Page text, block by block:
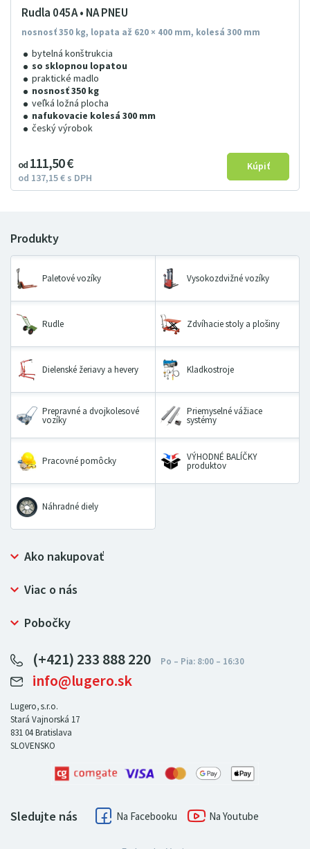
Rudla 045A • NA PNEU
nosnosť 350 kg, lopata až 620 × 400 mm, kolesá 300 mm
bytelná konštrukcia
so sklopnou lopatou
praktické madlo
nosnosť 350 kg
veľká ložná plocha
nafukovacie kolesá 300 mm
český výrobok
od 111 50€
od 137 15€ s DPH
Paletové vozíky Vysokozdvižné vozíky
Rudle Zdvíhacie stoly a plošiny
Dielenské žeriavy a hevery Kladkostroje
Prepravné a dvojkolesové
vozíky
Priemyselné vážiace
systémy
Pracovné pomôcky VÝHODNÉ BALÍČKY
produktov
Náhradné diely
Ako nakupovať
Prečo nakupovať u LUGERO
Ochrana osobných údajov
Viac o nás
Bezpečný nákup
Certifikát NATUR-PACK
Pre predajcov
Pobočky
LUGERO Nemecko
LUGERO Česká republika
LUGERO Maďarsko
LUGERO Rakousko
(+421) 233 888 220
info@lugero.sk
Lugero, s.r.o.
Stará Vajnorská 17
831 04Bratislava
SLOVENSKO
Sledujte nás Facebook Youtube